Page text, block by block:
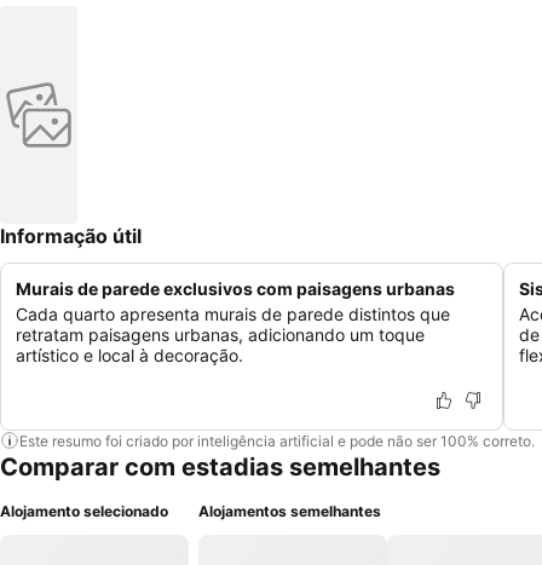
Informação útil
Murais de parede exclusivos com paisagens urbanas
Cada quarto apresenta murais de parede distintos que
retratam paisagens urbanas, adicionando um toque
artístico e local à decoração.
Este resumo foi criado por inteligência artificial e pode não ser 100% correto.
Comparar com estadias semelhantes
Alojamento selecionado Alojamentos semelhantes